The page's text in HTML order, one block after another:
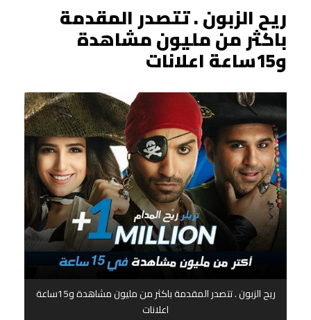
ريح الزبون . تتصدر المقدمة
باكثر من مليون مشاهدة
و15ساعة اعلانات
ريح الزبون . تتصدر المقدمة باكثر من مليون مشاهدة و15ساعة
اعلانات